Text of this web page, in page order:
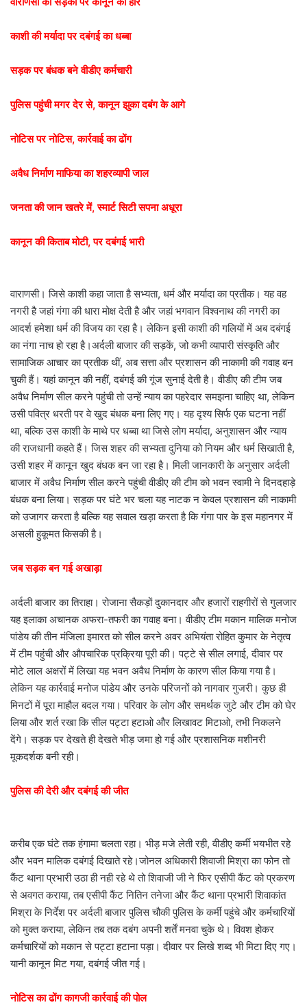
काशी की मर्यादा पर दबंगई का धब्बा
सड़क पर बंधक बने वीडीए कर्मचारी
पुलिस पहुंची मगर देर से, कानून झुका दबंग के आगे
नोटिस पर नोटिस, कार्रवाई का ढोंग
अवैध निर्माण माफिया का शहरव्यापी जाल
जनता की जान खतरे में, स्मार्ट सिटी सपना अधूरा
कानून की किताब मोटी, पर दबंगई भारी
वाराणसी। जिसे काशी कहा जाता है सभ्यता, धर्म और मर्यादा का प्रतीक। यह वह
नगरी है जहां गंगा की धारा मोक्ष देती है और जहां भगवान विश्वनाथ की नगरी का
आदर्श हमेशा धर्म की विजय का रहा है। लेकिन इसी काशी की गलियों में अब दबंगई
का नंगा नाच हो रहा है।अर्दली बाजार की सड़कें, जो कभी व्यापारी संस्कृति और
सामाजिक आचार का प्रतीक थीं, अब सत्ता और प्रशासन की नाकामी की गवाह बन
चुकी हैं। यहां कानून की नहीं, दबंगई की गूंज सुनाई देती है। वीडीए की टीम जब
अवैध निर्माण सील करने पहुंची तो उन्हें न्याय का पहरेदार समझना चाहिए था, लेकिन
उसी पवित्र धरती पर वे खुद बंधक बना लिए गए। यह दृश्य सिर्फ एक घटना नहीं
था, बल्कि उस काशी के माथे पर धब्बा था जिसे लोग मर्यादा, अनुशासन और न्याय
की राजधानी कहते हैं। जिस शहर की सभ्यता दुनिया को नियम और धर्म सिखाती है,
उसी शहर में कानून खुद बंधक बन जा रहा है। मिली जानकारी के अनुसार अर्दली
बाजार में अवैध निर्माण सील करने पहुंची वीडीए की टीम को भवन स्वामी ने दिनदहाड़े
बंधक बना लिया। सड़क पर घंटे भर चला यह नाटक न केवल प्रशासन की नाकामी
को उजागर करता है बल्कि यह सवाल खड़ा करता है कि गंगा पार के इस महानगर में
असली हुकूमत किसकी है।
जब सड़क बन गई अखाड़ा
अर्दली बाजार का तिराहा। रोजाना सैकड़ों दुकानदार और हजारों राहगीरों से गुलजार
यह इलाका अचानक अफरा-तफरी का गवाह बना। वीडीए टीम मकान मालिक मनोज
पांडेय की तीन मंजिला इमारत को सील करने अवर अभियंता रोहित कुमार के नेतृत्व
में टीम पहुंची और औपचारिक प्रक्रिया पूरी की। पट्टे से सील लगाई, दीवार पर
मोटे लाल अक्षरों में लिखा यह भवन अवैध निर्माण के कारण सील किया गया है।
लेकिन यह कार्रवाई मनोज पांडेय और उनके परिजनों को नागवार गुजरी। कुछ ही
मिनटों में पूरा माहौल बदल गया। परिवार के लोग और समर्थक जुटे और टीम को घेर
लिया और शर्त रखा कि सील पट्टा हटाओ और लिखावट मिटाओ, तभी निकलने
देंगे। सड़क पर देखते ही देखते भीड़ जमा हो गई और प्रशासनिक मशीनरी
मूकदर्शक बनी रही।
पुलिस की देरी और दबंगई की जीत
करीब एक घंटे तक हंगामा चलता रहा। भीड़ मजे लेती रही, वीडीए कर्मी भयभीत रहे
और भवन मालिक दबंगई दिखाते रहे।जोनल अधिकारी शिवाजी मिश्रा का फोन तो
कैंट थाना प्रभारी उठा ही नही रहे थे तो शिवाजी जी ने फिर एसीपी कैंट को प्रकरण
से अवगत कराया, तब एसीपी कैंट नितिन तनेजा और कैंट थाना प्रभारी शिवाकांत
मिश्रा के निर्देश पर अर्दली बाजार पुलिस चौकी पुलिस के कर्मी पहुंचे और कर्मचारियों
को मुक्त कराया, लेकिन तब तक दबंग अपनी शर्तें मनवा चुके थे। विवश होकर
कर्मचारियों को मकान से पट्टा हटाना पड़ा। दीवार पर लिखे शब्द भी मिटा दिए गए।
यानी कानून मिट गया, दबंगई जीत गई।
नोटिस का ढोंग कागजी कार्रवाई की पोल